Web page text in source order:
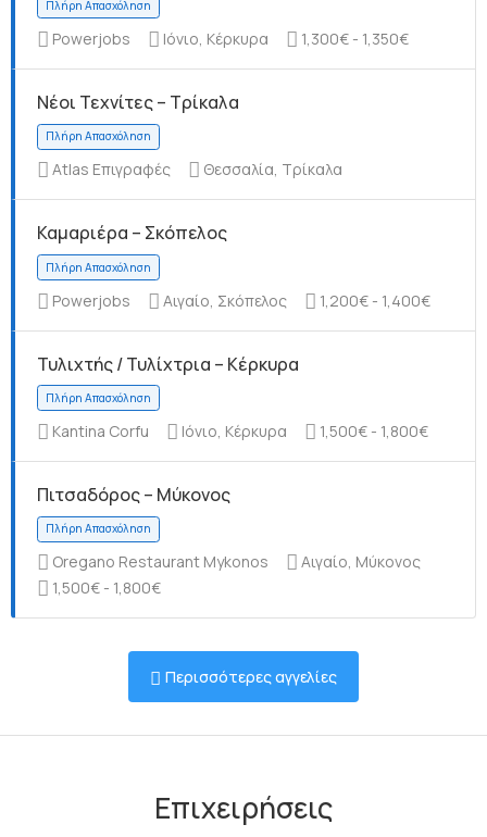
Πλήρη Απασχόληση
Πλήρη Απασχόληση
Πλήρη Απασχόληση
Powerjobs Ιόνιο, Κέρκυρα 1,300€ - 1,350€
Νέοι Τεχνίτες – Τρίκαλα
Πλήρη Απασχόληση
Atlas Επιγραφές Θεσσαλία, Τρίκαλα
Καμαριέρα – Σκόπελος
Powerjobs Αιγαίο, Σκόπελος 1,200€ - 1,400€
Τυλιχτής / Τυλίχτρια – Κέρκυρα
Kantina Corfu Ιόνιο, Κέρκυρα 1,500€ - 1,800€
Πιτσαδόρος – Μύκονος
Oregano Restaurant Mykonos
Αιγαίο, Μύκονος
1,500€ - 1,800€
Περισσότερες αγγελίες
Επιχειρήσεις